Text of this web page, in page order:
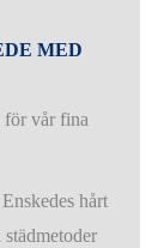
MED
för vår fina
hårt